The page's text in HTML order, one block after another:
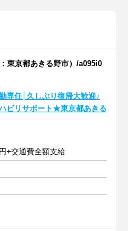
東京都あきる野市）/a095i0
専任│久しぶり復帰大歓迎♪
ビリサポート★東京都あきる
+交通費全額支給